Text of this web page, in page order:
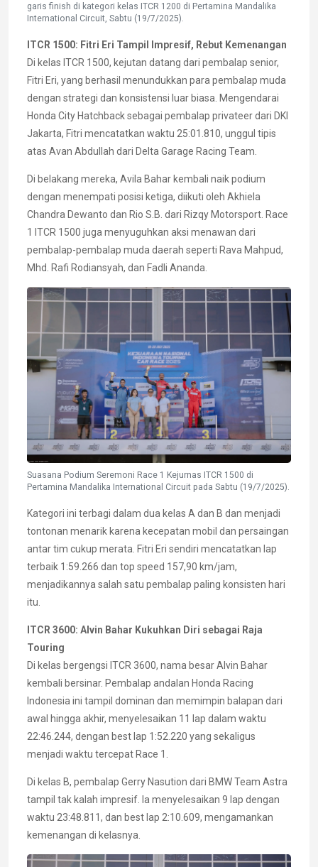
garis finish di kategori kelas ITCR 1200 di Pertamina Mandalika
International Circuit, Sabtu (19/7/2025).
ITCR 1500: Fitri Eri Tampil Impresif, Rebut Kemenangan
Di kelas ITCR 1500, kejutan datang dari pembalap senior,
Fitri Eri, yang berhasil menundukkan para pembalap muda
dengan strategi dan konsistensi luar biasa. Mengendarai
Honda City Hatchback sebagai pembalap privateer dari DKI
Jakarta, Fitri mencatatkan waktu 25:01.810, unggul tipis
atas Avan Abdullah dari Delta Garage Racing Team.
Di belakang mereka, Avila Bahar kembali naik podium
dengan menempati posisi ketiga, diikuti oleh Akhiela
Chandra Dewanto dan Rio S.B. dari Rizqy Motorsport. Race
1 ITCR 1500 juga menyuguhkan aksi menawan dari
pembalap-pembalap muda daerah seperti Rava Mahpud,
Mhd. Rafi Rodiansyah, dan Fadli Ananda.
Suasana Podium Seremoni Race 1 Kejurnas ITCR 1500 di
Pertamina Mandalika International Circuit pada Sabtu (19/7/2025).
Kategori ini terbagi dalam dua kelas A dan B dan menjadi
tontonan menarik karena kecepatan mobil dan persaingan
antar tim cukup merata. Fitri Eri sendiri mencatatkan lap
terbaik 1:59.266 dan top speed 157,90 km/jam,
menjadikannya salah satu pembalap paling konsisten hari
itu.
ITCR 3600: Alvin Bahar Kukuhkan Diri sebagai Raja
Touring
Di kelas bergengsi ITCR 3600, nama besar Alvin Bahar
kembali bersinar. Pembalap andalan Honda Racing
Indonesia ini tampil dominan dan memimpin balapan dari
awal hingga akhir, menyelesaikan 11 lap dalam waktu
22:46.244, dengan best lap 1:52.220 yang sekaligus
menjadi waktu tercepat Race 1.
Di kelas B, pembalap Gerry Nasution dari BMW Team Astra
tampil tak kalah impresif. Ia menyelesaikan 9 lap dengan
waktu 23:48.811, dan best lap 2:10.609, mengamankan
kemenangan di kelasnya.